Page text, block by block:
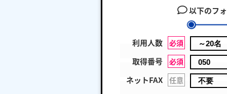
以下のフ
利用人数 必須
取得番号 必須
ネットFAX 任意